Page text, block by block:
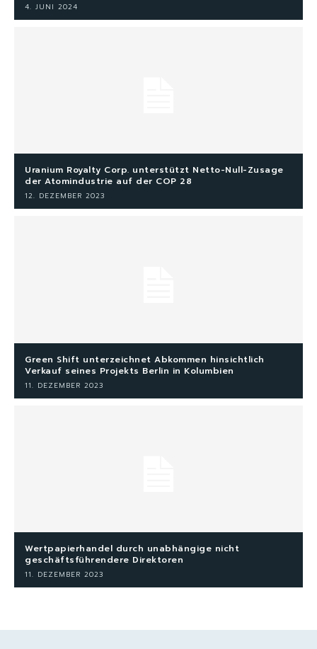
4. JUNI 2024
Uranium Royalty Corp. unterstützt Netto-Null-Zusage
der Atomindustrie auf der COP 28
12. DEZEMBER 2023
Green Shift unterzeichnet Abkommen hinsichtlich
Verkauf seines Projekts Berlin in Kolumbien
11. DEZEMBER 2023
Wertpapierhandel durch unabhängige nicht
geschäftsführendere Direktoren
11. DEZEMBER 2023